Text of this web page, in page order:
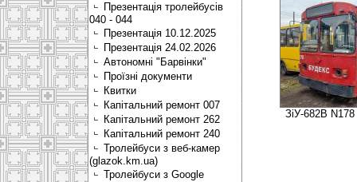
Презентація тролейбусів
040 - 044
Презентація 10.12.2025
Презентація 24.02.2026
Автономні "Барвінки"
Проїзні документи
Квитки
Капітальний ремонт 007
Капітальний ремонт 262
Капітальний ремонт 240
Тролейбуси з веб-камер
(glazok.km.ua)
Тролейбуси з Google
ЗіУ-682В